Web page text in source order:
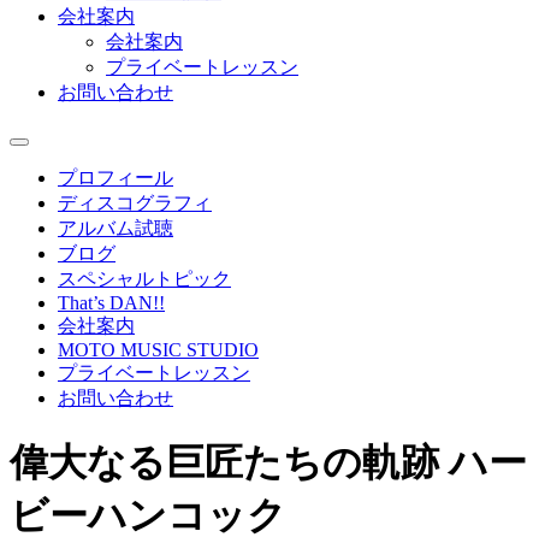
会社案内
会社案内
プライベートレッスン
お問い合わせ
プロフィール
ディスコグラフィ
アルバム試聴
ブログ
スペシャルトピック
That’s DAN!!
会社案内
MOTO MUSIC STUDIO
プライベートレッスン
お問い合わせ
偉大なる巨匠たちの軌跡 ハー
ビーハンコック